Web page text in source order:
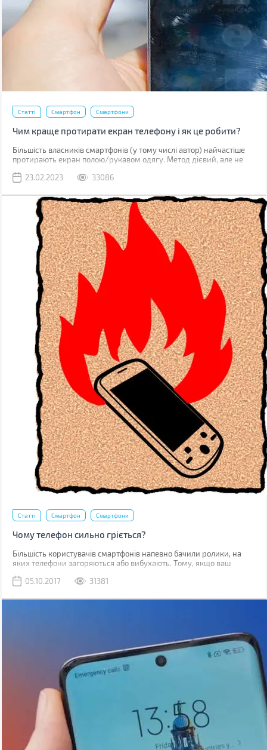
Статті Смартфон Смартфони
Чим краще протирати екран телефону і як це робити?
Більшість власників смартфонів (у тому числі автор) найчастіше
протирають екран полою/рукавом одягу. Метод дієвий, але не
уважно придивитесь до дисплея, скоріше за все побачите
очищення.
23.02.2023 33086
Статті Смартфон Смартфони
Чому телефон сильно гріється?
Більшість користувачів смартфонів напевно бачили ролики, на
яких телефони загоряються або вибухають. Тому, якщо ваш
безпечно.
05.10.2017 31381